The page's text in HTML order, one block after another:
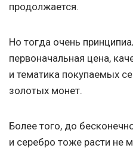
продолжается.
Но тогда очень
первоначальная цена,
и тематика покупаемых
золотых монет.
Более того, до
и серебро тоже расти не